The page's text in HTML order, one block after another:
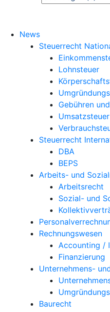
News
Steuerrecht
Lohnsteuer
Gebühren
Umsatzsteuer
Steuerrecht
DBA
BEPS
Arbeits- und
Arbeitsrecht
Sozial- und
Rechnungswesen
Accounting /
Finanzierung
Unternehmens-
Baurecht